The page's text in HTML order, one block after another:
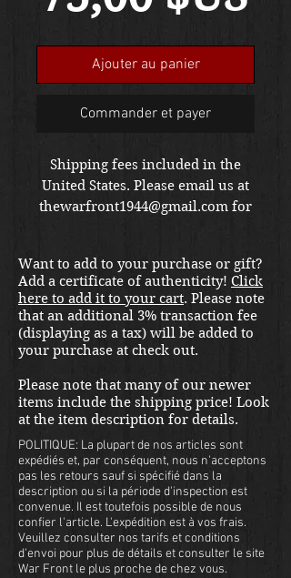
Ajouter au panier
Commander et payer
Shipping fees included in the
United States. Please email us at
thewarfront1944@gmail.com for
Want to add to your purchase or gift?
Add a certificate of authenticity! Click
here to add it to your cart. Please note
that an additional 3% transaction fee
(displaying as a tax) will be added to
your purchase at check out.
Please note that many of our newer
items include the shipping price! Look
at the item description for details.
POLITIQUE: La plupart de nos articles sont
expédiés et, par conséquent, nous n'acceptons
pas les retours sauf si spécifié dans la
description ou si la période d'inspection est
convenue. Il est toutefois possible de nous
confier l'article. L'expédition est à vos frais.
Veuillez consulter nos tarifs et conditions
d'envoi pour plus de détails et consulter le site
War Front le plus proche de chez vous.